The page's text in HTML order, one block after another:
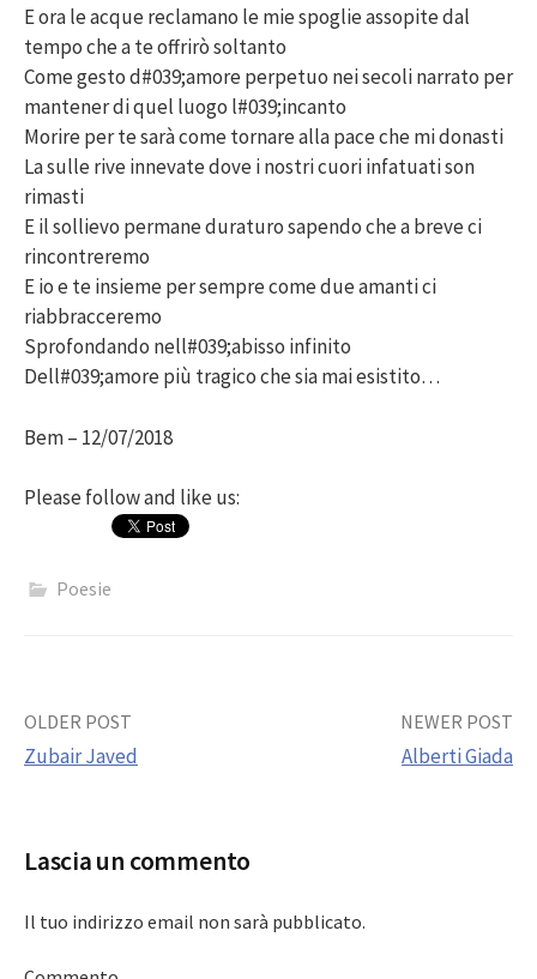
E ora le acque reclamano le mie spoglie assopite dal
tempo che a te offrirò soltanto
Come gesto d#039;amore perpetuo nei secoli narrato per
mantener di quel luogo l#039;incanto
Morire per te sarà come tornare alla pace che mi donasti
La sulle rive innevate dove i nostri cuori infatuati son
rimasti
E il sollievo permane duraturo sapendo che a breve ci
rincontreremo
E io e te insieme per sempre come due amanti ci
riabbracceremo
Sprofondando nell#039;abisso infinito
Dell#039;amore più tragico che sia mai esistito…
Bem – 12/07/2018
Please follow and like us:
Poesie
Post
OLDER POST
Zubair Javed
NEWER POST
Alberti Giada
Lascia un commento
Il tuo indirizzo email non sarà pubblicato.